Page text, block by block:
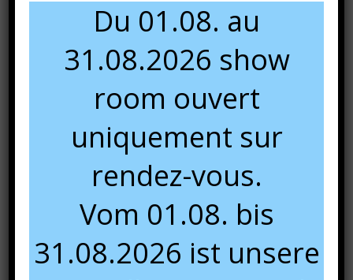
Panier
Du 01.08. au
31.08.2026 show
room ouvert
uniquement sur
rendez-vous.
Vom 01.08. bis
31.08.2026 ist unsere